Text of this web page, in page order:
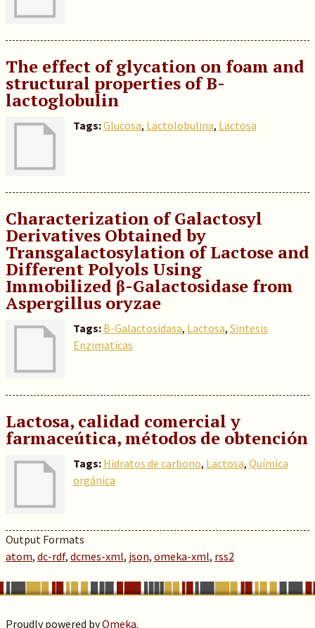
The effect of glycation on foam and
structural properties of B-
lactoglobulin
Tags:Glucosa, Lactolobulina, Lactosa
Characterization of Galactosyl
Derivatives Obtained by
Transgalactosylation of Lactose and
Different Polyols Using
Immobilized β-Galactosidase from
Aspergillus oryzae
Tags: B-Galactosidasa, Lactosa, Sintesis
Enzimaticas
Lactosa, calidad comercial y
farmaceútica, métodos de obtención
Tags: Hidratos de carbono, Lactosa, Química
orgánica
Output Formats
atom, dc-rdf, dcmes-xml, json, omeka-xml, rss2
Proudly powered byOmeka.